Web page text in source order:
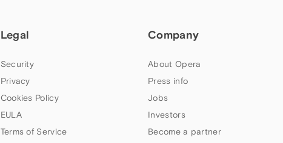
Legal
Security
Privacy
Cookies Policy
EULA
Terms of Service
Company
About Opera
Press info
Jobs
Investors
Become a partner